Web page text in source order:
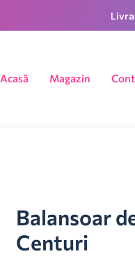
Acasă Magazin
Balansoar
Centuri